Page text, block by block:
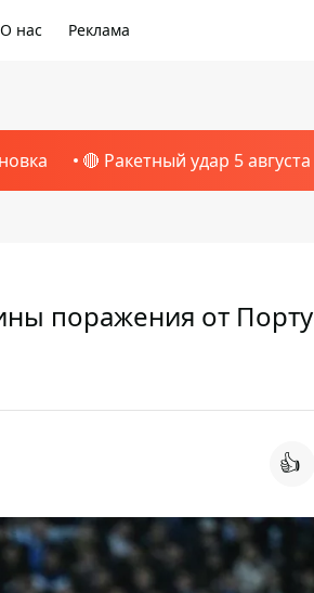
О нас Реклама
🔴 Ракетный удар 5 августа
поражения от Порту
👍